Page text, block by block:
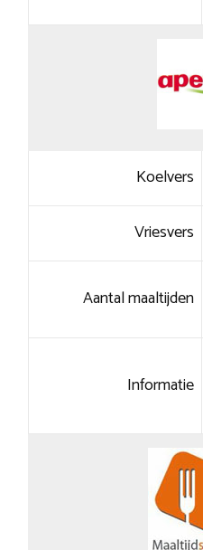
Koelvers
Vriesvers
Aantal maaltijden
Informatie